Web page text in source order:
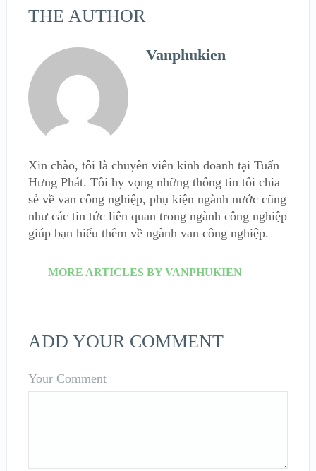
THE AUTHOR
Vanphukien
Xin chào, tôi là chuyên viên kinh doanh tại Tuấn
Hưng Phát. Tôi hy vọng những thông tin tôi chia
sẻ về van công nghiệp, phụ kiện ngành nước cũng
như các tin tức liên quan trong ngành công nghiệp
giúp bạn hiểu thêm về ngành van công nghiệp.
MORE ARTICLES BY VANPHUKIEN
ADD YOUR COMMENT
Your Comment